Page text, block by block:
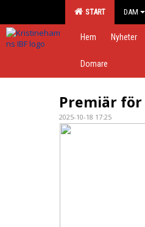
START DAM
Hem Nyheter
Domare
Premiär för
2025-10-18 17:25